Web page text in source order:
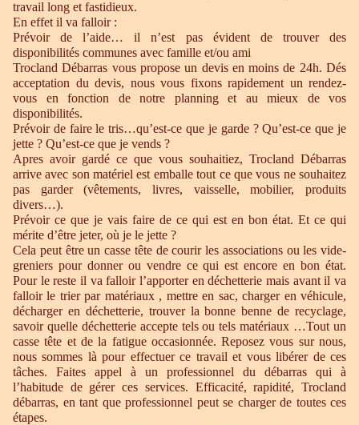
travail long et fastidieux.
En effet il va falloir :
Prévoir de l’aide… il n’est pas évident de trouver des
disponibilités communes avec famille et/ou ami
Trocland Débarras vous propose un devis en moins de 24h. Dés
acceptation du devis, nous vous fixons rapidement un rendez-
vous en fonction de notre planning et au mieux de vos
disponibilités.
Prévoir de faire le tris…qu’est-ce que je garde ? Qu’est-ce que je
jette ? Qu’est-ce que je vends ?
Apres avoir gardé ce que vous souhaitiez, Trocland Débarras
arrive avec son matériel est emballe tout ce que vous ne souhaitez
pas garder (vêtements, livres, vaisselle, mobilier, produits
divers…).
Prévoir ce que je vais faire de ce qui est en bon état. Et ce qui
mérite d’être jeter, où je le jette ?
Cela peut être un casse tête de courir les associations ou les vide-
greniers pour donner ou vendre ce qui est encore en bon état.
Pour le reste il va falloir l’apporter en déchetterie mais avant il va
falloir le trier par matériaux , mettre en sac, charger en véhicule,
décharger en déchetterie, trouver la bonne benne de recyclage,
savoir quelle déchetterie accepte tels ou tels matériaux …Tout un
casse tête et de la fatigue occasionnée. Reposez vous sur nous,
nous sommes là pour effectuer ce travail et vous libérer de ces
tâches. Faites appel à un professionnel du débarras qui à
l’habitude de gérer ces services. Efficacité, rapidité, Trocland
débarras, en tant que professionnel peut se charger de toutes ces
étapes.